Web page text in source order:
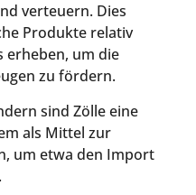
verteuern. Dies
Produkte relativ
erheben, um die
zu fördern.
sind Zölle eine
als Mittel zur
um etwa den Import